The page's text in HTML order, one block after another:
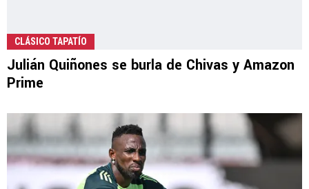
CLÁSICO TAPATÍO
Julián Quiñones se burla de Chivas y Amazon
Prime